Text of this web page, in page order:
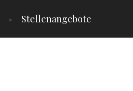
Stellenangebote